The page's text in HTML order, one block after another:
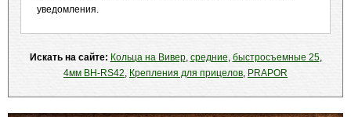
уведомления.
Искать на сайте: Кольца на Вивер, средние, быстросъемные 25,
4мм BH-RS42, Крепления для прицелов, PRAPOR